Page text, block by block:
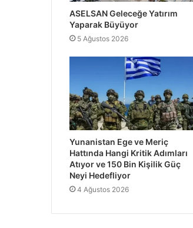
ASELSAN Geleceğe Yatırım
Yaparak Büyüyor
5 Ağustos 2026
Yunanistan Ege ve Meriç
Hattında Hangi Kritik Adımları
Atıyor ve 150 Bin Kişilik Güç
Neyi Hedefliyor
4 Ağustos 2026